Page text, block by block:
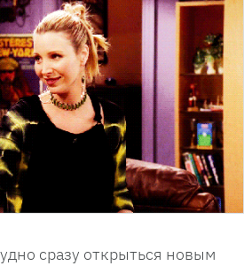
сразу открыться новым